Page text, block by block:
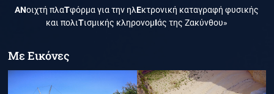
ΑΝοιχτή πλαΤφόρμα για την ηλΕκτρονική καταγραφή φυσικής
και πολιΤισμικής κληρονομΙάς της Ζακύνθου»
Με Εικόνες